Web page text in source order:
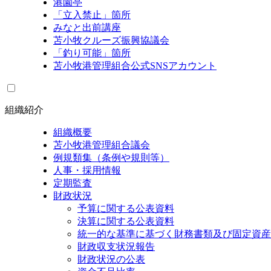
港園亭
「立入禁止」箇所
みなと出前講座
苫小牧クルーズ振興協議会
「釣り可能」箇所
苫小牧港管理組合公式SNSアカウント
組織紹介
組織概要
苫小牧港管理組合議会
例規類集（条例や規則等）
人事・採用情報
定期監査
財政状況
予算に関する公表資料
決算に関する公表資料
統一的な基準に基づく財務書類及び固定資
財政収支状況報告
財政状況の公表